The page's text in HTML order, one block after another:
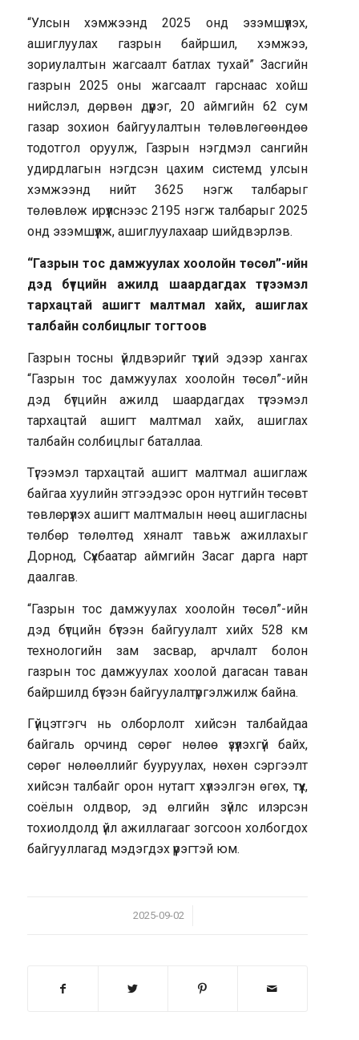
“Улсын хэмжээнд 2025 онд эзэмшүүлэх,
ашиглуулах газрын байршил, хэмжээ,
зориулалтын жагсаалт батлах тухай” Засгийн
газрын 2025 оны жагсаалт гарснаас хойш
нийслэл, дөрвөн дүүрэг, 20 аймгийн 62 сум
газар зохион байгуулалтын төлөвлөгөөндөө
тодотгол оруулж, Газрын нэгдмэл сангийн
удирдлагын нэгдсэн цахим системд улсын
хэмжээнд нийт 3625 нэгж талбарыг
төлөвлөж ирүүлснээс 2195 нэгж талбарыг 2025
онд эзэмшүүлж, ашиглуулахаар шийдвэрлэв.
“Газрын тос дамжуулах хоолойн төсөл”-ийн
дэд бүтцийн ажилд шаардагдах түгээмэл
тархацтай ашигт малтмал хайх, ашиглах
талбайн солбицлыг тогтоов
Газрын тосны үйлдвэрийг түүхий эдээр хангах
“Газрын тос дамжуулах хоолойн төсөл”-ийн
дэд бүтцийн ажилд шаардагдах түгээмэл
тархацтай ашигт малтмал хайх, ашиглах
талбайн солбицлыг баталлаа.
Түгээмэл тархацтай ашигт малтмал ашиглаж
байгаа хуулийн этгээдээс орон нутгийн төсөвт
төвлөрүүлэх ашигт малтмалын нөөц ашигласны
төлбөр төлөлтөд хяналт тавьж ажиллахыг
Дорнод, Сүхбаатар аймгийн Засаг дарга нарт
даалгав.
“Газрын тос дамжуулах хоолойн төсөл”-ийн
дэд бүтцийн бүтээн байгуулалт хийх 528 км
технологийн зам засвар, арчлалт болон
газрын тос дамжуулах хоолой дагасан таван
байршилд бүтээн байгуулалтүргэлжилж байна.
Гүйцэтгэгч нь олборлолт хийсэн талбайдаа
байгаль орчинд сөрөг нөлөө үзүүлэхгүй байх,
сөрөг нөлөөллийг бууруулах, нөхөн сэргээлт
хийсэн талбайг орон нутагт хүлээлгэн өгөх, түүх,
соёлын олдвор, эд өлгийн зүйлс илэрсэн
тохиолдолд үйл ажиллагааг зогсоон холбогдох
байгууллагад мэдэгдэх үүрэгтэй юм.
2025-09-02
/